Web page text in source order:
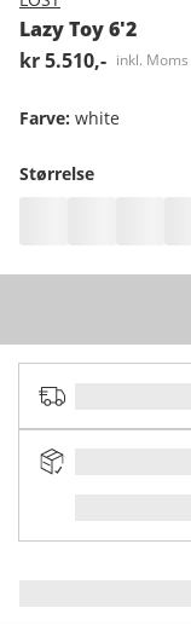
Lazy Toy 6'2
kr 5.510,- inkl. Moms
Farve: white
Størrelse